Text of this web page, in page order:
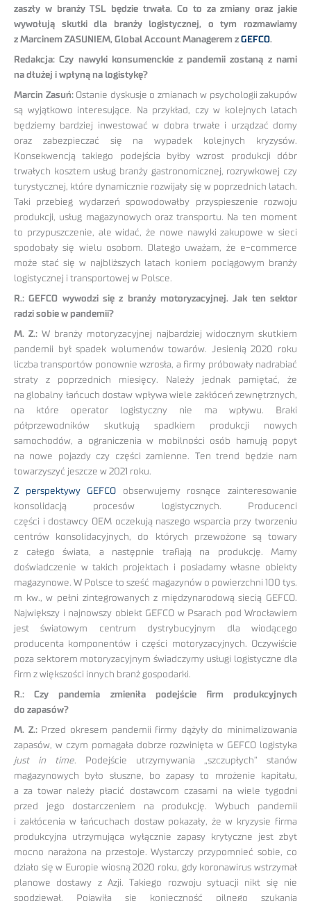
zaszły w branży TSL będzie trwała. Co to za zmiany oraz jakie
wywołują skutki dla branży logistycznej, o tym rozmawiamy
z Marcinem ZASUNIEM, Global Account Managerem z GEFCO.
Redakcja: Czy nawyki konsumenckie z pandemii zostaną z nami
na dłużej i wpłyną na logistykę?
Marcin Zasuń:Ostanie dyskusje o zmianach w psychologii zakupów
są wyjątkowo interesujące. Na przykład, czy w kolejnych latach
będziemy bardziej inwestować w dobra trwałe i urządzać domy
oraz zabezpieczać się na wypadek kolejnych kryzysów.
Konsekwencją takiego podejścia byłby wzrost produkcji dóbr
trwałych kosztem usług branży gastronomicznej, rozrywkowej czy
turystycznej, które dynamicznie rozwijały się w poprzednich latach.
Taki przebieg wydarzeń spowodowałby przyspieszenie rozwoju
produkcji, usług magazynowych oraz transportu. Na ten moment
to przypuszczenie, ale widać, że nowe nawyki zakupowe w sieci
spodobały się wielu osobom. Dlatego uważam, że e-commerce
może stać się w najbliższych latach koniem pociągowym branży
logistycznej i transportowej w Polsce.
R.: GEFCO wywodzi się z branży motoryzacyjnej. Jak ten sektor
radzi sobie w pandemii?
M. Z.: W branży motoryzacyjnej najbardziej widocznym skutkiem
pandemii był spadek wolumenów towarów. Jesienią 2020 roku
liczba transportów ponownie wzrosła, a firmy próbowały nadrabiać
straty z poprzednich miesięcy. Należy jednak pamiętać, że
na globalny łańcuch dostaw wpływa wiele zakłóceń zewnętrznych,
na które operator logistyczny nie ma wpływu. Braki
półprzewodników skutkują spadkiem produkcji nowych
samochodów, a ograniczenia w mobilności osób hamują popyt
na nowe pojazdy czy części zamienne. Ten trend będzie nam
towarzyszyć jeszcze w 2021 roku.
Z perspektywy GEFCO obserwujemy rosnące zainteresowanie
konsolidacją procesów logistycznych. Producenci
części i dostawcy OEM oczekują naszego wsparcia przy tworzeniu
centrów konsolidacyjnych, do których przewożone są towary
z całego świata, a następnie trafiają na produkcję. Mamy
doświadczenie w takich projektach i posiadamy własne obiekty
magazynowe. W Polsce to sześć magazynów o powierzchni 100 tys.
m kw., w pełni zintegrowanych z międzynarodową siecią GEFCO.
Największy i najnowszy obiekt GEFCO w Psarach pod Wrocławiem
jest światowym centrum dystrybucyjnym dla wiodącego
producenta komponentów i części motoryzacyjnych. Oczywiście
poza sektorem motoryzacyjnym świadczymy usługi logistyczne dla
firm z większości innych branż gospodarki.
R.: Czy pandemia zmieniła podejście firm produkcyjnych
do zapasów?
M. Z.:Przed okresem pandemii firmy dążyły do minimalizowania
zapasów, w czym pomagała dobrze rozwinięta w GEFCO logistyka
just in time. Podejście utrzymywania „szczupłych” stanów
magazynowych było słuszne, bo zapasy to mrożenie kapitału,
a za towar należy płacić dostawcom czasami na wiele tygodni
przed jego dostarczeniem na produkcję. Wybuch pandemii
i zakłócenia w łańcuchach dostaw pokazały, że w kryzysie firma
produkcyjna utrzymująca wyłącznie zapasy krytyczne jest zbyt
mocno narażona na przestoje. Wystarczy przypomnieć sobie, co
działo się w Europie wiosną 2020 roku, gdy koronawirus wstrzymał
planowe dostawy z Azji. Takiego rozwoju sytuacji nikt się nie
spodziewał. Pojawiła się konieczność pilnego szukania